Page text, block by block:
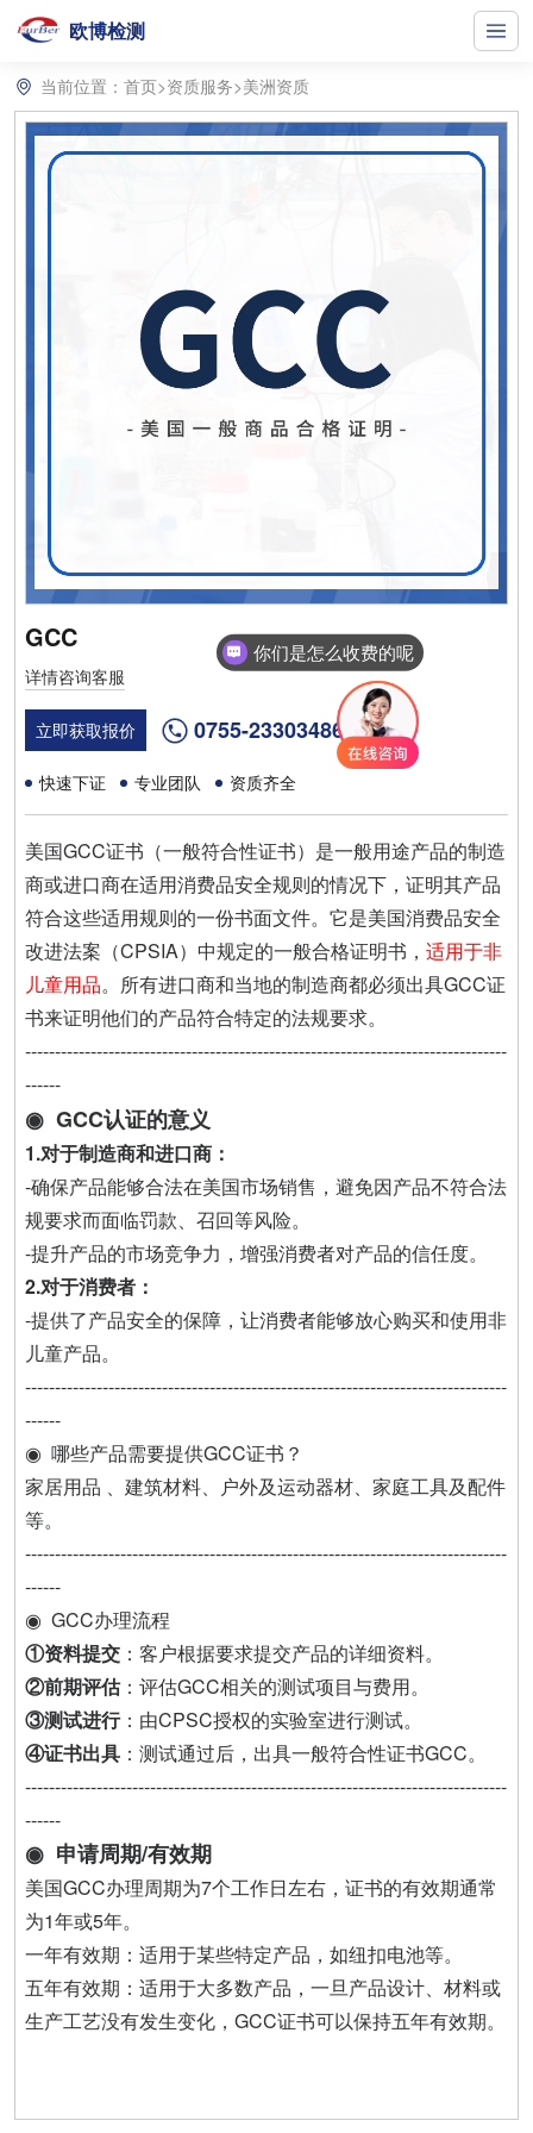
欧博检测
当前位置： 首页>资质服务>美洲资质
GCC
详情咨询客服
立即获取报价 0755-23303486
快速下证 专业团队 资质齐全
美国GCC证书（一般符合性证书）是一般用途产品的制造
商或进口商在适用消费品安全规则的情况下，证明其产品
符合这些适用规则的一份书面文件。它是美国消费品安全
改进法案（CPSIA）中规定的一般合格证明书， 适用于非
儿童用品。所有进口商和当地的制造商都必须出具GCC证
书来证明他们的产品符合特定的法规要求。‌
---------------------------------------------------------------------------------
------
◉ GCC认证的意义
1.对于制造商和进口商：
-确保产品能够合法在美国市场销售，避免因产品不符合法
规要求而面临罚款、召回等风险。
-提升产品的市场竞争力，增强消费者对产品的信任度。
2.对于消费者：
-提供了产品安全的保障，让消费者能够放心购买和使用非
儿童产品。
---------------------------------------------------------------------------------
------
◉ 哪些产品需要提供GCC证书？
家居用品 、建筑材料、户外及运动器材、家庭工具及配件
等。
---------------------------------------------------------------------------------
------
◉ GCC办理流程
①资料提交‌ ：客户根据要求提交产品的详细资料。
②前期评估‌：评估GCC相关的测试项目与费用。
③测试进行‌：由CPSC授权的实验室进行测试。
④证书出具‌ ：测试通过后，出具一般符合性证书GCC‌。
---------------------------------------------------------------------------------
------
◉ 申请周期/有效期
美国GCC办理周期为7个工作日左右，证书的有效期通常
为1年或5年‌。
‌一年有效期‌：适用于某些特定产品，如纽扣电池等‌。
五年有效期‌：适用于大多数产品，一旦产品设计、材料或
生产工艺没有发生变化，GCC证书可以保持五年有效期‌。
你们是怎么收费的呢